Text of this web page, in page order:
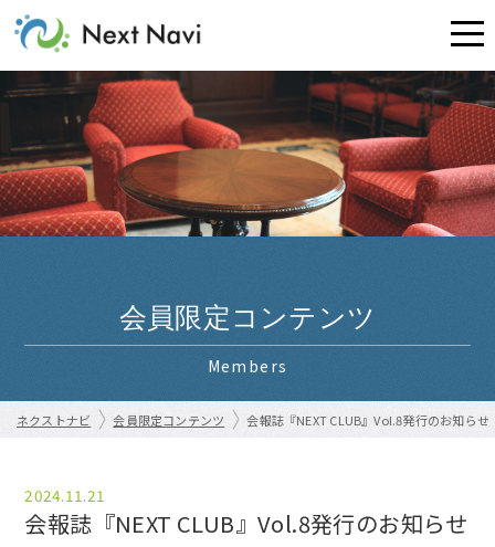
会員限定コンテンツ
Members
ネクストナビ 会員限定コンテンツ 会報誌『NEXT CLUB』Vol.8発行のお知らせ
2024.11.21
会報誌『NEXT CLUB』Vol.8発行のお知らせ